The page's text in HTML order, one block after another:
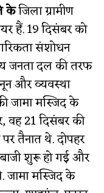
केजिला ग्रामीण
हैं. 19 दिसंबर को
संशोधन
जनता दल की तरफ
और व्यवस्था
जामा मस्जिद के
वह 21 दिसंबर की
तैनात थे. दोपहर
शुरू हो गई और
जामा मस्जिद के